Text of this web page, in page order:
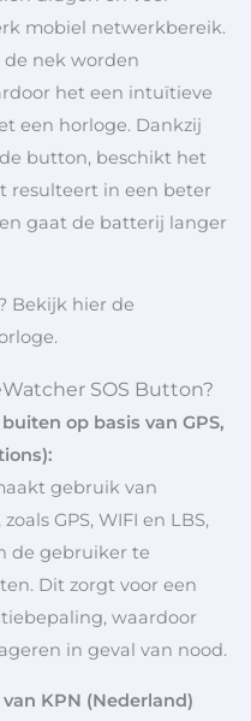
mobiel netwerkbereik.
nek worden
het een intuïtieve
een horloge. Dankzij
button, beschikt het
resulteert in een beter
gaat de batterij langer
Bekijk hier de
SOS Button?
op basis van GPS,
gebruik van
GPS, WIFI en LBS,
de gebruiker te
Dit zorgt voor een
waardoor
in geval van nood.
KPN (Nederland)